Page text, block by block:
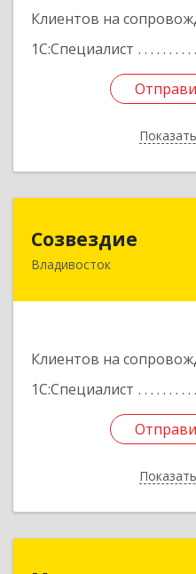
Клиентов на
1С:Специалист
Созвездие
Владивосток
Клиентов на
1С:Специалист
690069,